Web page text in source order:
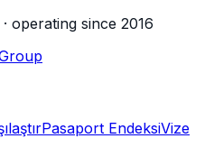
operating since 2016
Pasaport EndeksiVize